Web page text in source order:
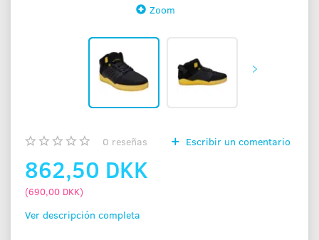
Zoom
0 reseñas Escribir un comentario
862,50 DKK
(690,00 DKK)
Ver descripción completa